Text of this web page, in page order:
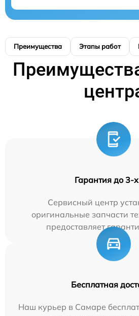
Преимущества Этапы работ
Гарантия до 3-х
Сервисный центр
оригинальные запчасти
предоставляет
Бесплатная
Наш курьер в Самаре